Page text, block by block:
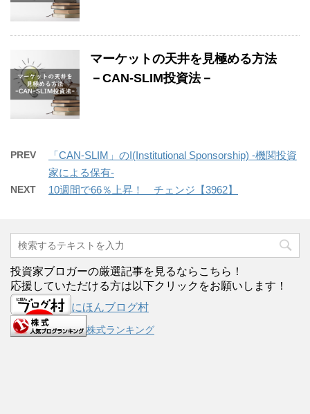
マーケットの天井を見極める方法
－CAN-SLIM投資法－
PREV
「CAN-SLIM」のI(Institutional Sponsorship) -機関投資
家による保有-
NEXT 10週間で66％上昇！ チェンジ【3962】
投資家ブロガーの厳選記事を見るならこちら！
応援していただける方は以下クリックをお願いします！
にほんブログ村
株式ランキング